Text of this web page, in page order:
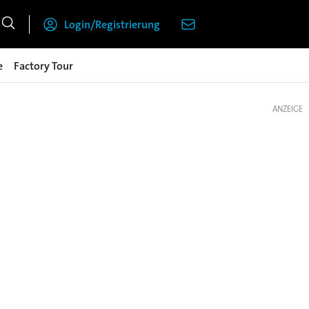
Login/Registrierung
Factory Tour
ANZEIGE